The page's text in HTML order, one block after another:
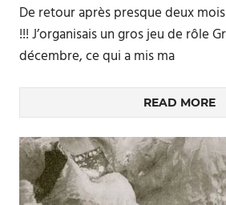
De retour après presque deux
!!! J’organisais un gros jeu de rôle
décembre, ce qui a mis ma
READ MORE